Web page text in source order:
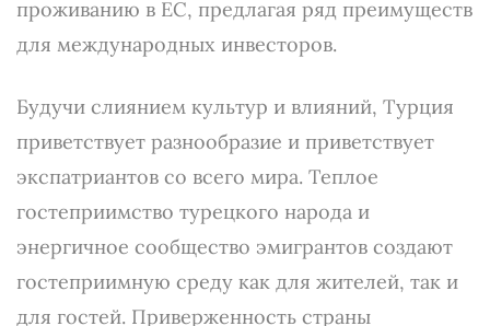
проживанию в ЕС, предлагая ряд преимуществ
для международных инвесторов.
Будучи слиянием культур и влияний, Турция
приветствует разнообразие и приветствует
экспатриантов со всего мира. Теплое
гостеприимство турецкого народа и
энергичное сообщество эмигрантов создают
гостеприимную среду как для жителей, так и
для гостей. Приверженность страны